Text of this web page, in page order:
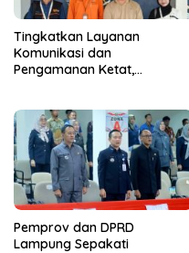
Tingkatkan Layanan
Komunikasi dan
Pengamanan Ketat,
Tambah Wartelsuspas Serta
Pasang Kamera Pengawas
Pemprov dan DPRD
Lampung Sepakati